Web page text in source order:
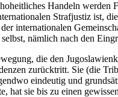
Handeln werden
Strafjustiz ist,
internationalen
nämlich nach den
die den
zurücktritt. Sie (die
eindeutig und
hat sie bis zu einen